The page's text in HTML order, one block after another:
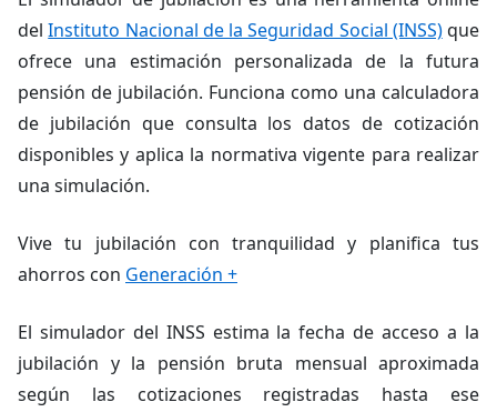
delInstituto Nacional de la Seguridad Social (INSS)que
ofrece una estimación personalizada de la futura
pensión de jubilación. Funciona como una calculadora
de jubilación que consulta los datos de cotización
disponibles y aplica la normativa vigente para realizar
una simulación.
Vive tu jubilación con tranquilidad y planifica tus
ahorros con Generación +
El simulador del INSS estima la fecha de acceso a la
jubilación y la pensión bruta mensual aproximada
según las cotizaciones registradas hasta ese